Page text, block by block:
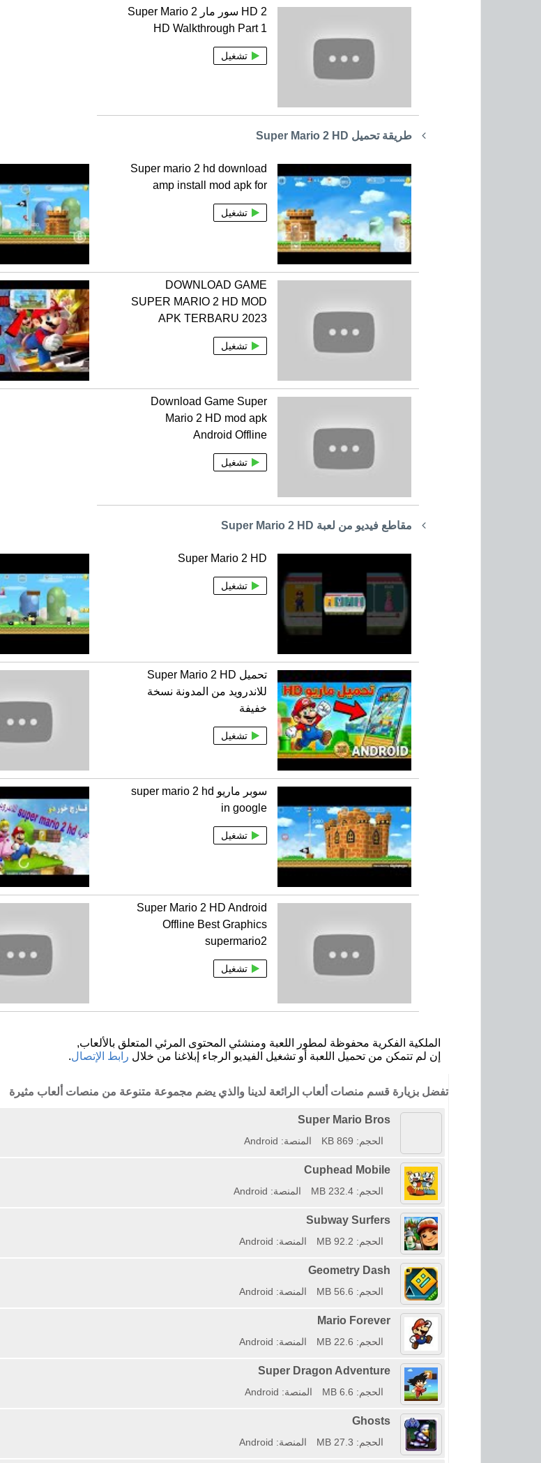
HD 2 سور مار Super Mario 2
HD Walkthrough Part 1
تشغيل
طريقة تحميل Super Mario 2 HD
Super mario 2 hd download
amp install mod apk for
تشغيل
DOWNLOAD GAME
SUPER MARIO 2 HD MOD
APK TERBARU 2023
تشغيل
Download Game Super
Mario 2 HD mod apk
Android Offline
تشغيل
مقاطع فيديو من لعبة Super Mario 2 HD
Super Mario 2 HD
تشغيل
تحميل Super Mario 2 HD
للاندرويد من المدونة نسخة
خفيفة
تشغيل
سوبر ماريو super mario 2 hd
in google
تشغيل
Super Mario 2 HD Android
Offline Best Graphics
supermario2
تشغيل
الملكية الفكرية محفوظة لمطور اللعبة ومنشئي المحتوى المرئي المتعلق بالألعاب,
إن لم تتمكن من تحميل اللعبة أو تشغيل الفيديو الرجاء إبلاغنا من خلال رابط الإتصال.
تفضل بزيارة قسم منصات ألعاب الرائعة لدينا والذي يضم مجموعة متنوعة من منصات ألعاب مثيرة
Super Mario Bros
الحجم: 869 KB المنصة: Android
Cuphead Mobile
الحجم: 232.4 MB المنصة: Android
Subway Surfers
الحجم: 92.2 MB المنصة: Android
Geometry Dash
الحجم: 56.6 MB المنصة: Android
Mario Forever
الحجم: 22.6 MB المنصة: Android
Super Dragon Adventure
الحجم: 6.6 MB المنصة: Android
Ghosts
الحجم: 27.3 MB المنصة: Android